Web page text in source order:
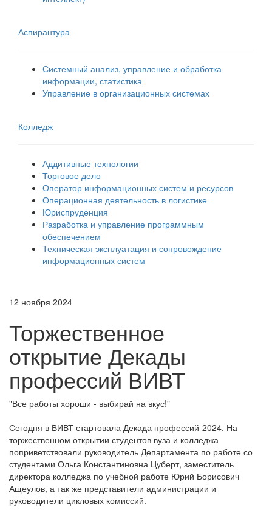
Аспирантура
Системный анализ, управление и обработка
информации, статистика
Управление в организационных системах
Колледж
Аддитивные технологии
Торговое дело
Оператор информационных систем и ресурсов
Операционная деятельность в логистике
Юриспруденция
Разработка и управление программным
обеспечением
Техническая эксплуатация и сопровождение
информационных систем
12 ноября 2024
Торжественное
открытие Декады
профессий ВИВТ
"Все работы хороши - выбирай на вкус!"
Сегодня в ВИВТ стартовала Декада профессий-2024. На
торжественном открытии студентов вуза и колледжа
поприветствовали руководитель Департамента по работе со
студентами Ольга Константиновна Цуберт, заместитель
директора колледжа по учебной работе Юрий Борисович
Ащеулов, а так же представители администрации и
руководители цикловых комиссий.